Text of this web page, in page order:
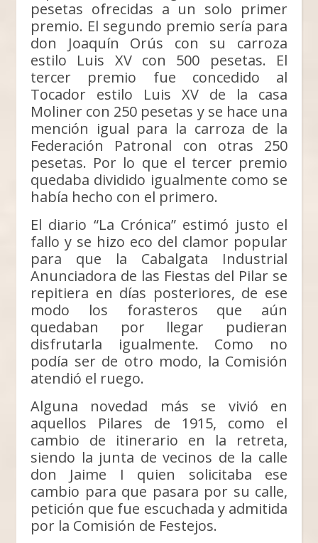
pesetas ofrecidas a un solo primer
premio. El segundo premio sería para
don Joaquín Orús con su carroza
estilo Luis XV con 500 pesetas. El
tercer premio fue concedido al
Tocador estilo Luis XV de la casa
Moliner con 250 pesetas y se hace una
mención igual para la carroza de la
Federación Patronal con otras 250
pesetas. Por lo que el tercer premio
quedaba dividido igualmente como se
había hecho con el primero.
El diario “La Crónica” estimó justo el
fallo y se hizo eco del clamor popular
para que la Cabalgata Industrial
Anunciadora de las Fiestas del Pilar se
repitiera en días posteriores, de ese
modo los forasteros que aún
quedaban por llegar pudieran
disfrutarla igualmente. Como no
podía ser de otro modo, la Comisión
atendió el ruego.
Alguna novedad más se vivió en
aquellos Pilares de 1915, como el
cambio de itinerario en la retreta,
siendo la junta de vecinos de la calle
don Jaime I quien solicitaba ese
cambio para que pasara por su calle,
petición que fue escuchada y admitida
por la Comisión de Festejos.